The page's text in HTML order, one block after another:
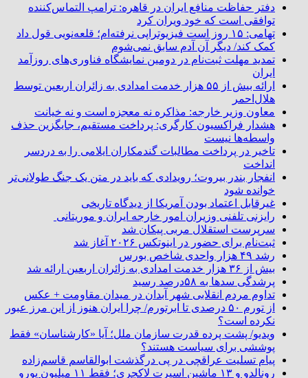
دفتر حفاظت منافع ایران در قاهره: ترامپ التماس‌کننده
توافقی است که خود ویران کرد
تهامی: ۱۵ روز است فیزیوتراپی نرفته‌ام؛ قلعه‌نویی قول داد
کمک کند/ دیگر آن آدم سابق نمی‌شوم
تمدید مهلت ثبت‌نام در دومین نمایشگاه فناوری‌های روزآمد
ایران
ارائه بیش از ۵۵ هزار خدمت امدادی به زائران اربعین توسط
هلال‌احمر
معاون وزیر خارجه: مذاکره نه معجزه است و نه خیانت
هشدار فراکسیون کارگری: پرداخت مستقیم، جایگزین حذف
واسطه‌ها نیست
تاخیر در پرداخت مطالبات گندمکاران ایلامی را به دردسر
انداخت
انفجار بندر بیروت؛ رویدادی که باید در متن یک جنگ طولانی‌تر
خوانده شود
غیرقابل اعتماد بودن آمریکا از دیدگاه تاریخی
رایزنی تلفنی وزیران امور خارجه ایران و موریتانی
سرپرست استقلال مربی پیکان شد
ثبت‌نام برای حضور در اینوتکس ۲۰۲۶ آغاز شد
رشد ۴۹ هزار واحدی شاخص بورس
بیش از ۳۶ هزار خدمت امدادی به زائران اربعین ارائه شد
پرشدگی سدها به ۵۸درصد رسید
تداوم مردم انقلابی شهر آبدان در میدان مقاومت + عکس
از تورم ۵۰ درصدی تا ابرتورم/ چرا ایران هنوز از این مرز عبور
نکرده است؟
ویدیو/ پشت پرده قدرت سازمان ملل؛ آیا «کارشناسان» فقط
پوششی برای سیاست هستند؟
پیام تسلیت عراقچی در پی درگذشت ابوالقاسم قاسم‌زاده
رونالدو و ۱۳ ماشین اسپرت لاکچری؛ فقط ۱۱ میلیون یورو